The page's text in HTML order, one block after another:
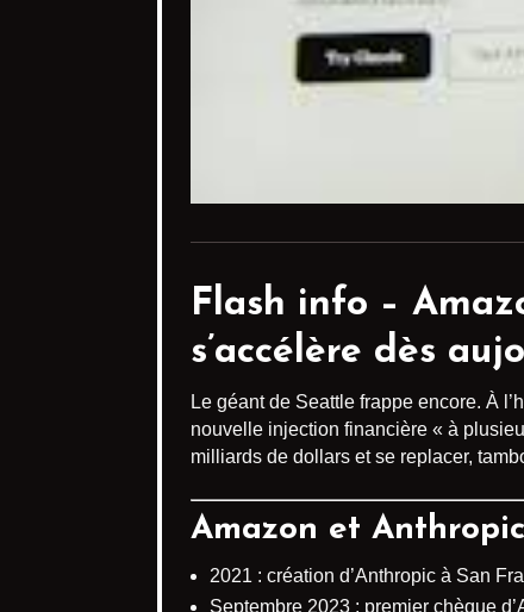
Flash info –
s’accélère dès
Le géant de Seattle frappe encore. À
nouvelle injection financière « à
milliards de dollars et se replacer,
Amazon et
2021 : création d’Anthropic à San
Septembre 2023 : premier chèque